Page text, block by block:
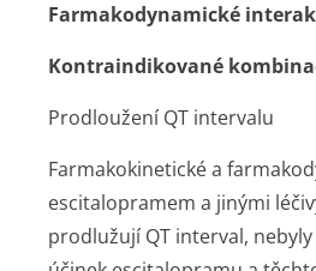
Farmakodynamické
Kontraindikované
Prodloužení QT intervalu
Farmakokinetické a
escitalopramem a jinými
prodlužují QT interval,